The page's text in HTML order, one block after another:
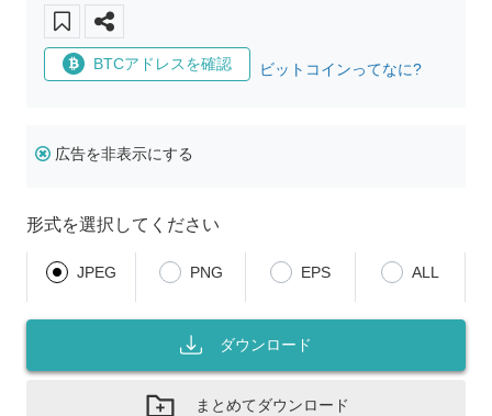
BTCアドレスを確認 ビットコインってなに?
広告を非表示にする
形式を選択してください
JPEG PNG EPS ALL
ダウンロード
まとめてダウンロード